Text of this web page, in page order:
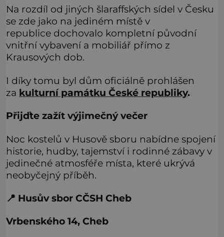
Na rozdíl od jiných šlaraffských sídel v Česku
se zde jako na jediném místě v
republice dochovalo kompletní původní
vnitřní vybavení a mobiliář přímo z
Krausových dob.
I díky tomu byl dům oficiálně prohlášen
za kulturní památku České republiky.
Přijďte zažít výjimečný večer
Noc kostelů v Husově sboru nabídne spojení
historie, hudby, tajemství i rodinné zábavy v
jedinečné atmosféře místa, které ukrývá
neobyčejný příběh.
📍 Husův sbor CČSH Cheb
Vrbenského 14, Cheb